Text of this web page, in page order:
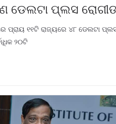
ଡେଲଟା ପ୍ଲସ
ପ୍ରାୟ ୧୧ଟି ରାଜ୍ୟରେ ୪୮ ଡେଲଟା
୨୦ଟି